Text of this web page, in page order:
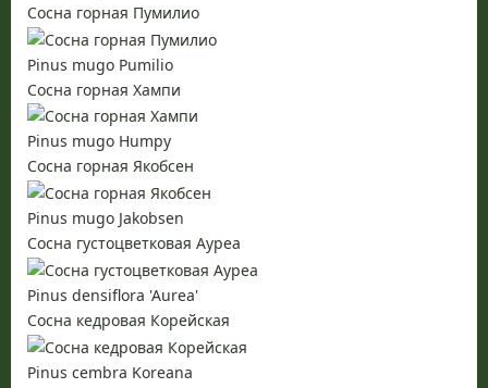
Сосна горная Пумилио
Pinus mugo Pumilio
Сосна горная Хампи
Pinus mugo Humpy
Сосна горная Якобсен
Pinus mugo Jakobsen
Сосна густоцветковая Ауреа
Pinus densiflora 'Aurea'
Сосна кедровая Корейская
Pinus cembra Koreana